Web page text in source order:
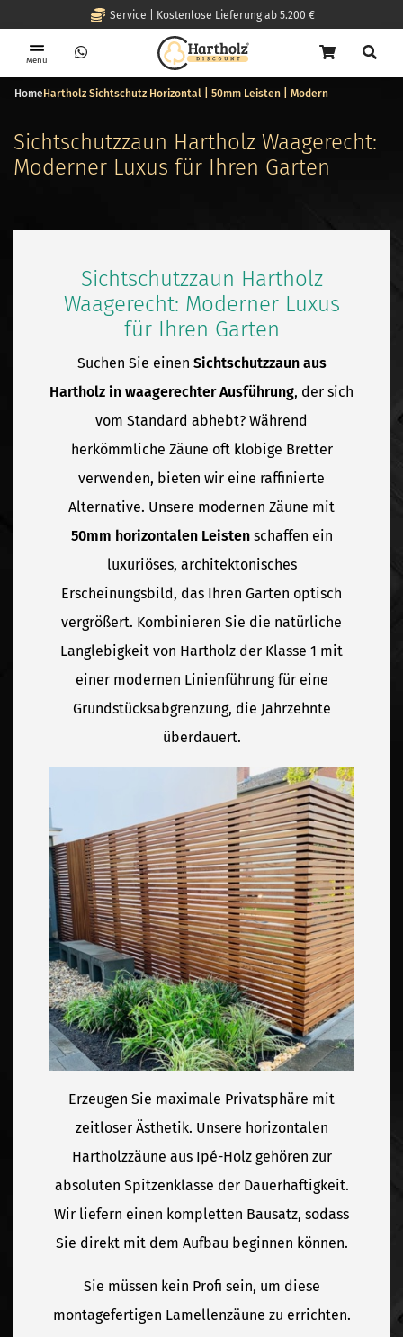
Service | Kostenlose Lieferung ab 5.200 €
Menu
Home Hartholz Sichtschutz Horizontal | 50mm Leisten | Modern
Sichtschutzzaun Hartholz Waagerecht:
Moderner Luxus für Ihren Garten
Sichtschutzzaun Hartholz
Waagerecht: Moderner Luxus
für Ihren Garten
Suchen Sie einen Sichtschutzzaun aus
Hartholz in waagerechter Ausführung, der sich
vom Standard abhebt? Während
herkömmliche Zäune oft klobige Bretter
verwenden, bieten wir eine raffinierte
Alternative. Unsere modernen Zäune mit
50mm horizontalen Leistenschaffen ein
luxuriöses, architektonisches
Erscheinungsbild, das Ihren Garten optisch
vergrößert. Kombinieren Sie die natürliche
Langlebigkeit von Hartholz der Klasse 1 mit
einer modernen Linienführung für eine
Grundstücksabgrenzung, die Jahrzehnte
überdauert.
Erzeugen Sie maximale Privatsphäre mit
zeitloser Ästhetik. Unsere horizontalen
Hartholzzäune aus Ipé-Holz gehören zur
absoluten Spitzenklasse der Dauerhaftigkeit.
Wir liefern einen kompletten Bausatz, sodass
Sie direkt mit dem Aufbau beginnen können.
Sie müssen kein Profi sein, um diese
montagefertigen Lamellenzäune zu errichten.